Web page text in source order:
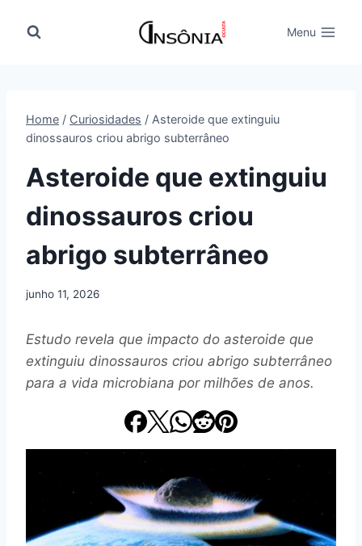
para
Menu
Home / Curiosidades / Asteroide que extinguiu
dinossauros criou abrigo subterrâneo
Asteroide que extinguiu
dinossauros criou
abrigo subterrâneo
junho 11, 2026
Estudo revela que impacto do asteroide que
extinguiu dinossauros criou abrigo subterrâneo
para a vida microbiana por milhões de anos.